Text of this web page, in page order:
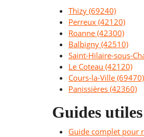
Thizy (69240)
Perreux (42120)
Roanne (42300)
Balbigny (42510)
Saint-Hilaire-sous-
Le Coteau (42120)
Cours-la-Ville (69470)
Panissières (42360)
Guides
Guide complet pour